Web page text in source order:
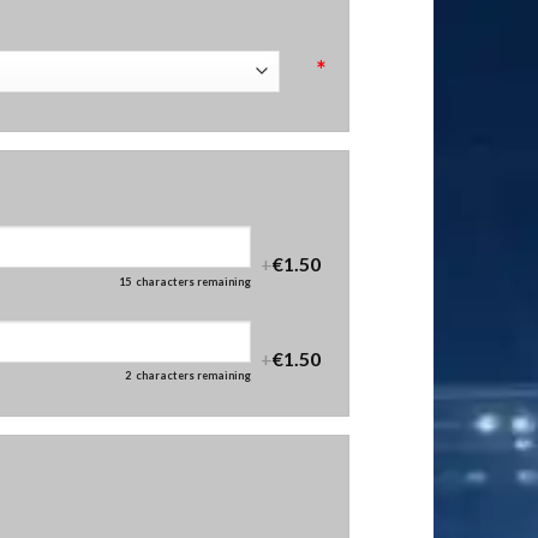
*
15 characters remaining
+€1.50
2 characters remaining
+€1.50